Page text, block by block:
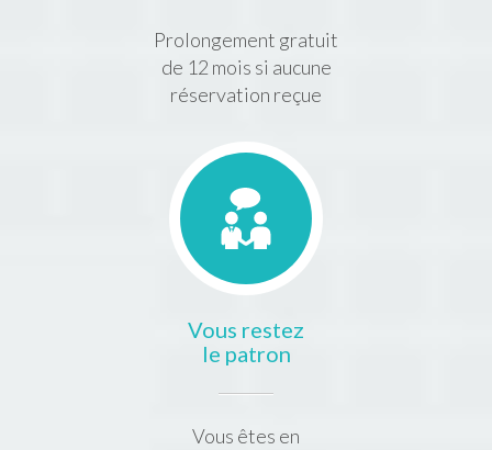
Prolongement gratuit
de 12 mois si aucune
réservation reçue
Vous restez
le patron
Vous êtes en